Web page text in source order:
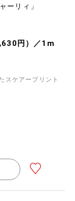
ーリィ」
円）／1m
スケアープリント